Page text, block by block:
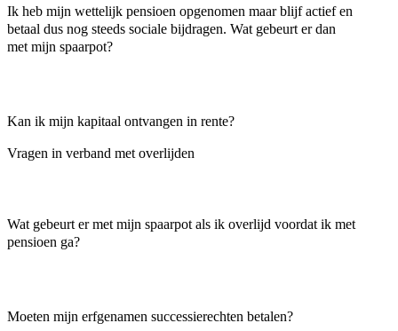
Ik heb mijn wettelijk pensioen opgenomen maar blijf actief en
betaal dus nog steeds sociale bijdragen. Wat gebeurt er dan
met mijn spaarpot?
Kan ik mijn kapitaal ontvangen in rente?
Vragen in verband met overlijden
Wat gebeurt er met mijn spaarpot als ik overlijd voordat ik met
pensioen ga?
Moeten mijn erfgenamen successierechten betalen?